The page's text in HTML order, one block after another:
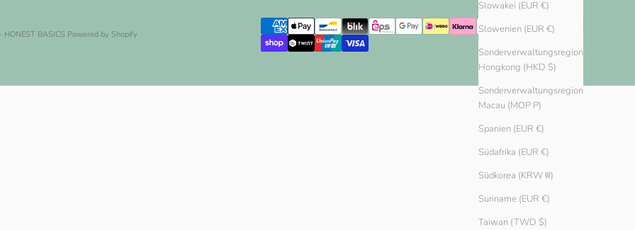
Slowakei (EUR €)
Slowenien (EUR €)
Sonderverwaltungsregion
Hongkong (HKD $)
Sonderverwaltungsregion
Macau (MOP P)
Spanien (EUR €)
Südafrika (EUR €)
Südkorea (KRW ₩)
Suriname (EUR €)
Taiwan (TWD $)
BASICS Powered by Shopify